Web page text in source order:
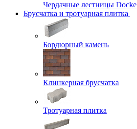
Чердачные лестницы Docke
Брусчатка и тротуарная плитка
Бордюрный камень
Клинкерная брусчатка
Тротуарная плитка